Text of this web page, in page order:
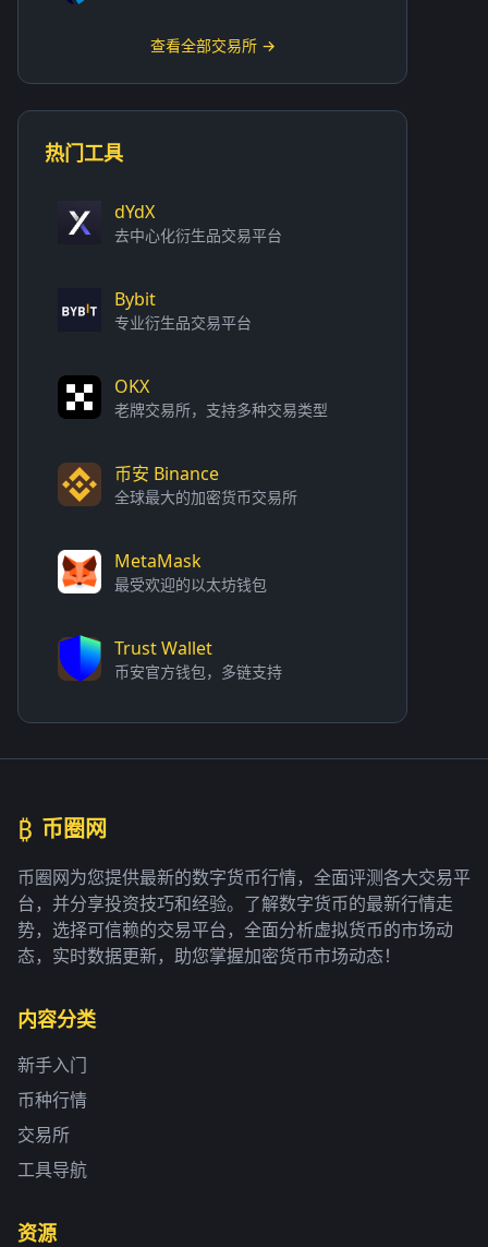
查看全部交易所 →
热门工具
dYdX
去中心化衍生品交易平台
Bybit
专业衍生品交易平台
OKX
老牌交易所，支持多种交易类型
币安 Binance
全球最大的加密货币交易所
MetaMask
最受欢迎的以太坊钱包
Trust Wallet
币安官方钱包，多链支持
₿ 币圈网
币圈网为您提供最新的数字货币行情，全面评测各大交易平
台，并分享投资技巧和经验。了解数字货币的最新行情走
势，选择可信赖的交易平台，全面分析虚拟货币的市场动
态，实时数据更新，助您掌握加密货币市场动态！
内容分类
新手入门
币种行情
交易所
工具导航
资源